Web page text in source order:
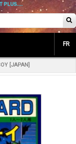
PLUS....
FR
[JAPAN]